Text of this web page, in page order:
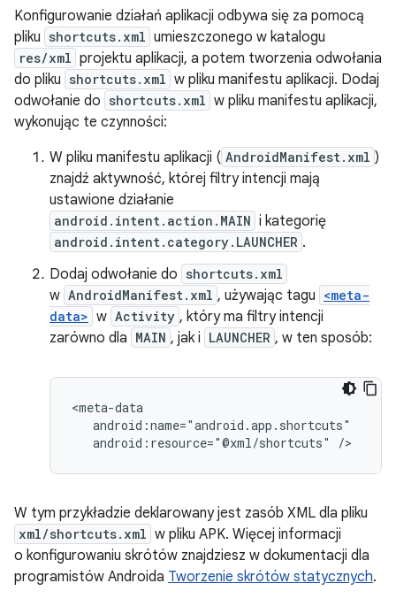
Konfigurowanie działań aplikacji odbywa się za pomocą
pliku shortcuts.xml umieszczonego w katalogu
res/xml projektu aplikacji, a potem tworzenia odwołania
do pliku shortcuts.xml w pliku manifestu aplikacji. Dodaj
odwołanie do shortcuts.xml w pliku manifestu aplikacji,
wykonując te czynności:
W pliku manifestu aplikacji ( AndroidManifest.xml )
znajdź aktywność, której filtry intencji mają
ustawione działanie
android.intent.action.MAIN i kategorię
android.intent.category.LAUNCHER .
Dodaj odwołanie do shortcuts.xml
w AndroidManifest.xml , używając tagu <meta-
data> w Activity , który ma filtry intencji
zarówno dla MAIN , jak i LAUNCHER , w ten sposób:
android:resource="@xml/shortcuts"
W tym przykładzie deklarowany jest zasób XML dla pliku
xml/shortcuts.xml w pliku APK. Więcej informacji
o konfigurowaniu skrótów znajdziesz w dokumentacji dla
programistów Androida Tworzenie skrótów statycznych.